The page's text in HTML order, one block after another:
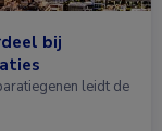
bij
leidt de